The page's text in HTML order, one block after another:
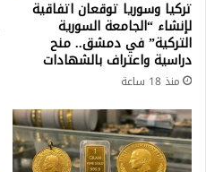
تركيا وسوريا توقعان اتفاقية
لإنشاء “الجامعة السورية
التركية” في دمشق.. منح
دراسية واعتراف بالشهادات
منذ 18 ساعة